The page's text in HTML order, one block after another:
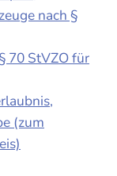
nach §
70 StVZO für
(zum